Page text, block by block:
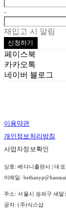
-
재입고 시 알림
신청하기
페이스북
카카오톡
네이버 블로그
이용약관
개인정보처리방침
사업자정보확인
상호: 베다니출판사 | 대
이메일:
주소: 서울시 송파구 새
공자: (주)식스샵